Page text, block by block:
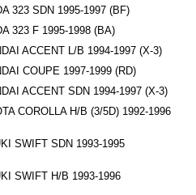
323 SDN 1995-1997 (BF)
323 F 1995-1998 (BA)
ACCENT L/B 1994-1997 (X-3)
COUPE 1997-1999 (RD)
ACCENT SDN 1994-1997 (X-3)
COROLLA H/B (3/5D) 1992-1996
SWIFT SDN 1993-1995
SWIFT H/B 1993-1996